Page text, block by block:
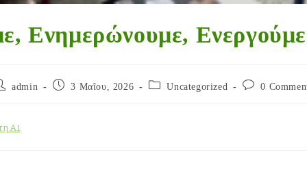
Ενημερώνουμε,
admin 3 Μαΐου, 2026 Uncategorized 0
Α1